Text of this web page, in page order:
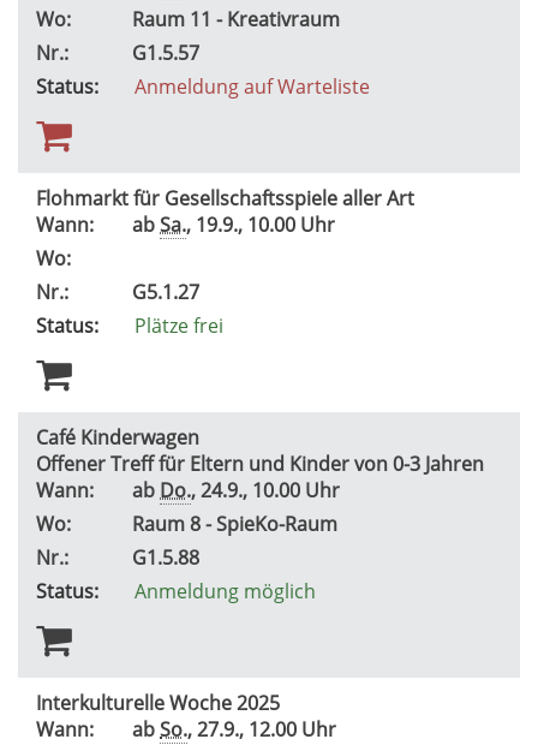
Wo:
Raum 11 - Kreativraum
Nr.:
G1.5.57
Status:
Anmeldung auf Warteliste
Flohmarkt für Gesellschaftsspiele aller Art
Wann:
abSa., 19.9., 10.00 Uhr
Wo:
Nr.:
G5.1.27
Status:
Plätze frei
Café Kinderwagen
Offener Treff für Eltern und Kinder von 0-3 Jahren
Wann:
ab Do., 24.9., 10.00 Uhr
Wo:
Raum 8 - SpieKo-Raum
Nr.:
G1.5.88
Status:
Anmeldung möglich
Interkulturelle Woche 2025
Wann:
abSo., 27.9., 12.00 Uhr